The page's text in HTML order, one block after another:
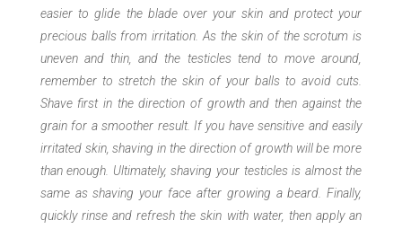
easier to glide the blade over your skin and protect your
precious balls from irritation. As the skin of the scrotum is
uneven and thin, and the testicles tend to move around,
remember to stretch the skin of your balls to avoid cuts.
Shave first in the direction of growth and then against the
grain for a smoother result. If you have sensitive and easily
irritated skin, shaving in the direction of growth will be more
than enough. Ultimately, shaving your testicles is almost the
same as shaving your face after growing a beard. Finally,
quickly rinse and refresh the skin with water, then apply an